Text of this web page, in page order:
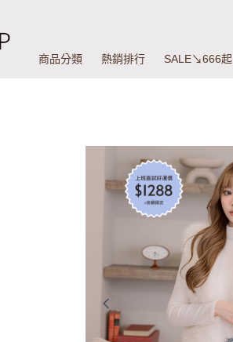
商品分類 熱銷排行 SALE↘666起